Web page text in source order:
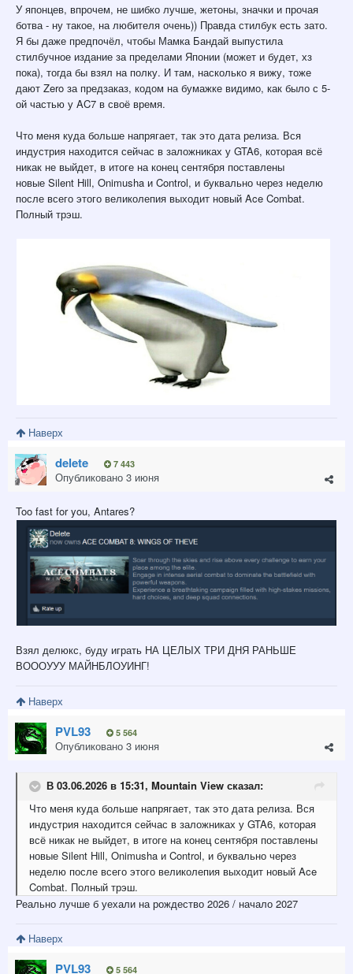
У японцев, впрочем, не шибко лучше, жетоны, значки и прочая
ботва - ну такое, на любителя очень)) Правда стилбук есть зато.
Я бы даже предпочёл, чтобы Мамка Бандай выпустила
стилбучное издание за пределами Японии (может и будет, хз
пока), тогда бы взял на полку. И там, насколько я вижу, тоже
дают Zero за предзаказ, кодом на бумажке видимо, как было с 5-
ой частью у AC7 в своё время.
Что меня куда больше напрягает, так это дата релиза. Вся
индустрия находится сейчас в заложниках у GTA6, которая всё
никак не выйдет, в итоге на конец сентября поставлены
новые Silent Hill, Onimusha и Control, и буквально через неделю
после всего этого великолепия выходит новый Ace Combat.
Полный трэш.
Наверх
delete 7 443
Опубликовано 3 июня
Too fast for you, Antares?
Взял делюкс, буду играть НА ЦЕЛЫХ ТРИ ДНЯ РАНЬШЕ
ВОООУУУ МАЙНБЛОУИНГ!
Наверх
PVL93 5 564
Опубликовано 3 июня
В 03.06.2026 в 15:31, Mountain View сказал:
Что меня куда больше напрягает, так это дата релиза. Вся
индустрия находится сейчас в заложниках у GTA6, которая
всё никак не выйдет, в итоге на конец сентября поставлены
новые Silent Hill, Onimusha и Control, и буквально через
неделю после всего этого великолепия выходит новый Ace
Combat. Полный трэш.
Реально лучше б уехали на рождество 2026 / начало 2027
Наверх
PVL93 5 564